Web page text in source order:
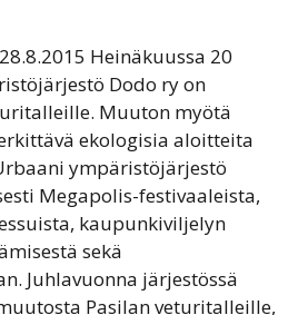
Heinäkuussa 20
Dodo ry on
Muuton myötä
ekologisia aloitteita
ympäristöjärjestö
Megapolis-festivaaleista,
kaupunkiviljelyn
sekä
Juhlavuonna järjestössä
Pasilan veturitalleille,